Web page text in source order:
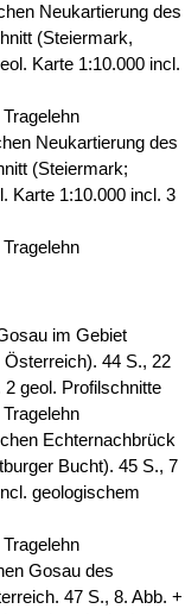
Neukartierung des
(Steiermark,
Karte 1:10.000 incl.
Neukartierung des
(Steiermark;
Karte 1:10.000 incl. 3
im Gebiet
44 S., 22
2 geol. Profilschnitte
Echternachbrück
Bucht). 45 S., 7
geologischem
Gosau des
47 S., 8. Abb. +